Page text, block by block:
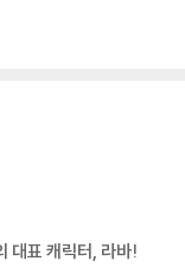
대표 캐릭터, 라바!